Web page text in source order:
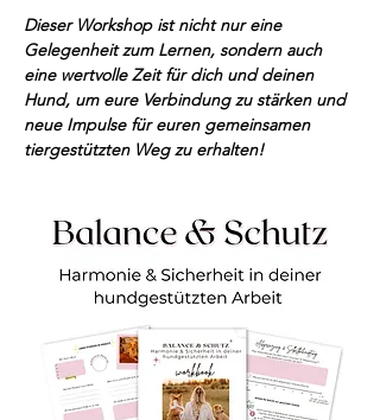
Dieser Workshop ist nicht nur eine
Gelegenheit zum Lernen, sondern auch
eine wertvolle Zeit für dich und deinen
Hund, um eure Verbindung zu stärken und
neue Impulse für euren gemeinsamen
tiergestützten Weg zu erhalten!